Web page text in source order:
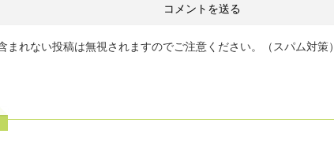
まれない投稿は無視されますのでご注意ください。（スパム対策）